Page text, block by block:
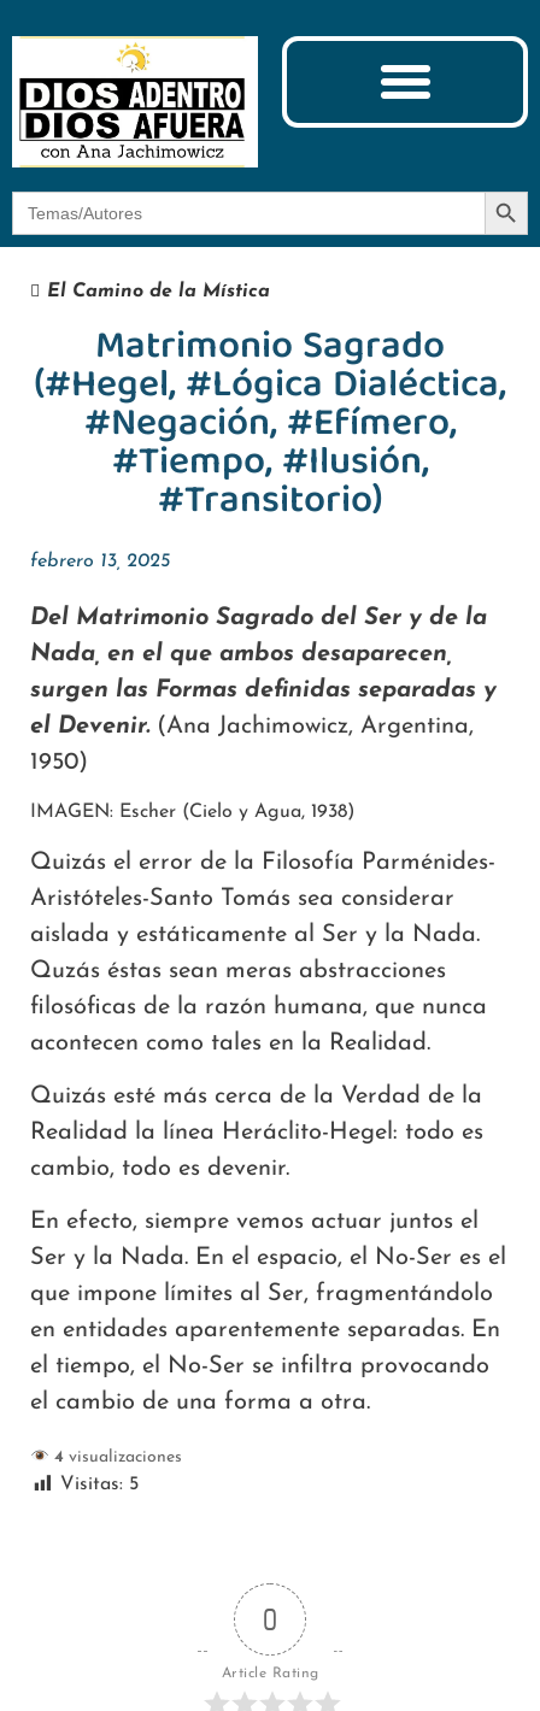
Botón
El Camino de la Mística
Matrimonio Sagrado
(#Hegel, #Lógica Dialéctica,
#Negación, #Efímero,
#Tiempo, #Ilusión,
#Transitorio)
febrero 13, 2025
Del Matrimonio Sagrado del Ser y de la
Nada, en el que ambos desaparecen,
surgen las Formas definidas separadas y
el Devenir.(Ana Jachimowicz, Argentina,
1950)
IMAGEN: Escher (Cielo y Agua, 1938)
Quizás el error de la Filosofía Parménides-
Aristóteles-Santo Tomás sea considerar
aislada y estáticamente al Ser y la Nada.
Quzás éstas sean meras abstracciones
filosóficas de la razón humana, que nunca
acontecen como tales en la Realidad.
Quizás esté más cerca de la Verdad de la
Realidad la línea Heráclito-Hegel: todo es
cambio, todo es devenir.
En efecto, siempre vemos actuar juntos el
Ser y la Nada. En el espacio, el No-Ser es el
que impone límites al Ser, fragmentándolo
en entidades aparentemente separadas. En
el tiempo, el No-Ser se infiltra provocando
el cambio de una forma a otra.
4visualizaciones
Visitas: 5
0
Article Rating